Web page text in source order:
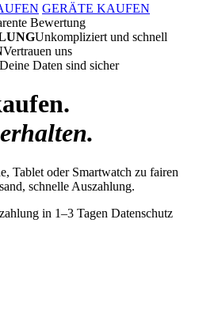
GERÄTE KAUFEN
Bewertung
Unkompliziert und schnell
Vertrauen uns
Deine Daten sind sicher
Tablet oder Smartwatch zu fairen
schnelle Auszahlung.
in 1–3 Tagen Datenschutz